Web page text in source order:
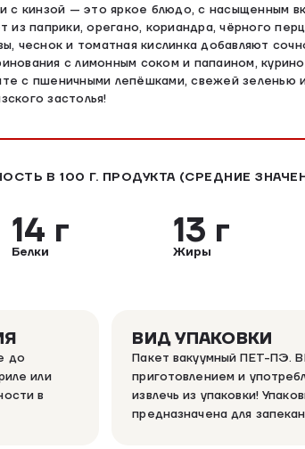
с кинзой — это яркое блюдо, с насыщенным
из паприки, орегано, кориандра, чёрного
чеснок и томатная кислинка добавляют
с лимонным соком и папаином,
с пшеничными лепёшками, свежей зеленью
застолья!
В 100 Г. ПРОДУКТА (СРЕДНИЕ
14 г
Белки
13 г
Жиры
до
или
в
ВИД УПАКОВКИ
Пакет вакуумный ПЕТ-ПЭ.
приготовлением и
извлечь из упаковки!
предназначена для